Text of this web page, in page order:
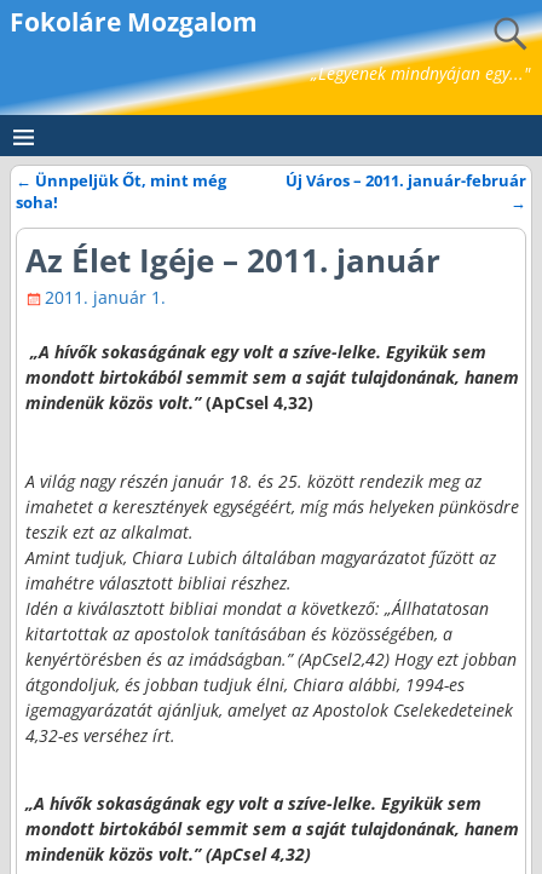
Fokoláre Mozgalom
„Legyenek mindnyájan egy..."
Bejegyzés navigáció
← Ünnpeljük Őt, mint még
soha!
Új Város – 2011. január-február
→
Az Élet Igéje – 2011. január
2011. január 1.
„A hívők sokaságának egy volt a szíve-lelke. Egyikük sem
mondott birtokából semmit sem a saját tulajdonának, hanem
mindenük közös volt.”(ApCsel 4,32)
A világ nagy részén január 18. és 25. között rendezik meg az
imahetet a keresztények egységéért, míg más helyeken pünkösdre
teszik ezt az alkalmat.
Amint tudjuk, Chiara Lubich általában magyarázatot fűzött az
imahétre választott bibliai részhez.
Idén a kiválasztott bibliai mondat a következő: „Állhatatosan
kitartottak az apostolok tanításában és közösségében, a
kenyértörésben és az imádságban.” (ApCsel2,42) Hogy ezt jobban
átgondoljuk, és jobban tudjuk élni, Chiara alábbi, 1994-es
igemagyarázatát ajánljuk, amelyet az Apostolok Cselekedeteinek
4,32-es verséhez írt.
„A hívők sokaságának egy volt a szíve-lelke. Egyikük sem
mondott birtokából semmit sem a saját tulajdonának, hanem
mindenük közös volt.” (ApCsel 4,32)